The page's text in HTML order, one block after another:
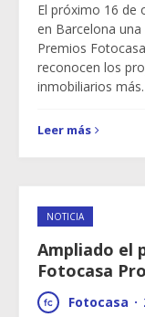
El próximo 16 de
en Barcelona
Premios
reconocen los
inmobiliarios
Leer más
NOTICIA
Ampliado el
Fotocasa
Fotocasa ·